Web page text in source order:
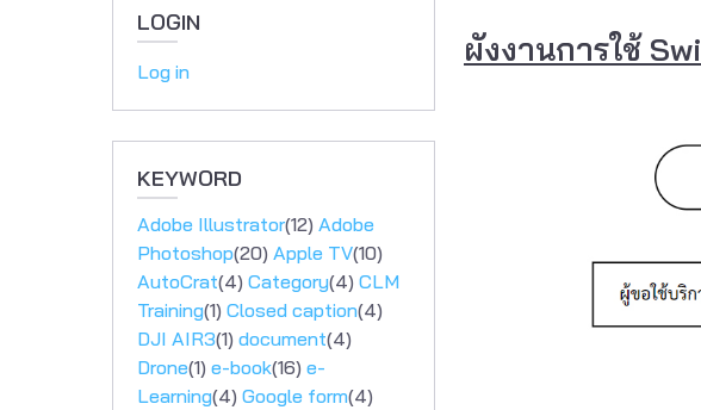
LOGIN
Log in
KEYWORD
Adobe Illustrator(12) Adobe
Photoshop(20) Apple TV(10)
AutoCrat(4) Category(4) CLM
Training(1) Closed caption(4)
DJI AIR3(1) document(4)
Drone(1) e-book(16) e-
Learning(4) Google form(4)
ผังงานการใช้